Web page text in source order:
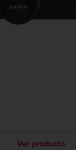
Ver producto